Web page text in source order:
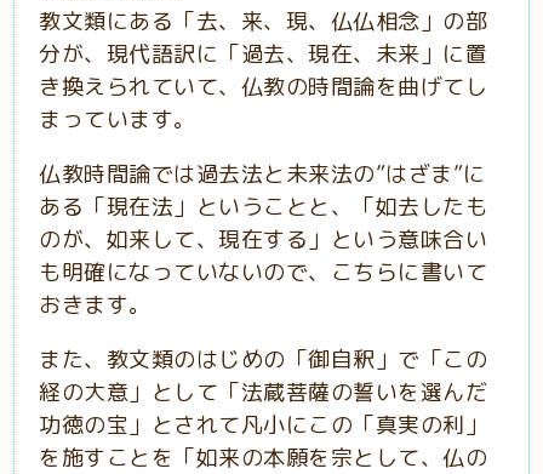
教文類にある「去、来、現、仏仏相念」の部
分が、現代語訳に「過去、現在、未来」に置
き換えられていて、仏教の時間論を曲げてし
まっています。
仏教時間論では過去法と未来法の”はざま”に
ある「現在法」ということと、「如去したも
のが、如来して、現在する」という意味合い
も明確になっていないので、こちらに書いて
おきます。
また、教文類のはじめの「御自釈」で「この
経の大意」として「法蔵菩薩の誓いを選んだ
功徳の宝」とされて凡小にこの「真実の利」
を施すことを「如来の本願を宗として、仏の